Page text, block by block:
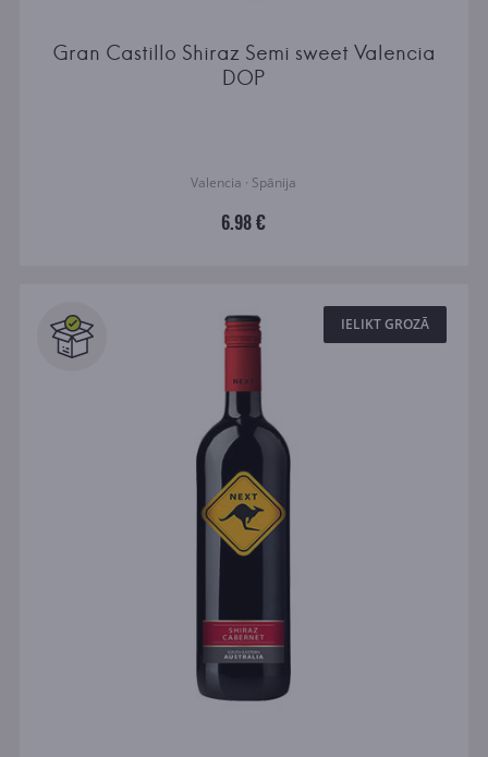
Gran Castillo Shiraz Semi sweet Valencia
DOP
Valencia · Spānija
6.98 €
IELIKT GROZĀ